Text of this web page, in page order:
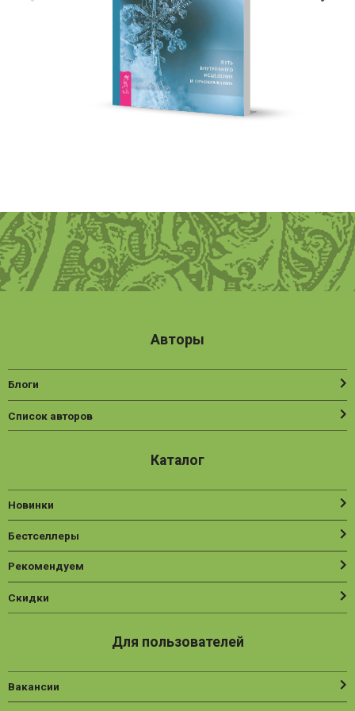
Авторы
Блоги
Список авторов
Каталог
Новинки
Бестселлеры
Рекомендуем
Скидки
Для пользователей
Вакансии